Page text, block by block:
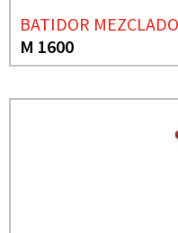
BATIDOR
M 1600